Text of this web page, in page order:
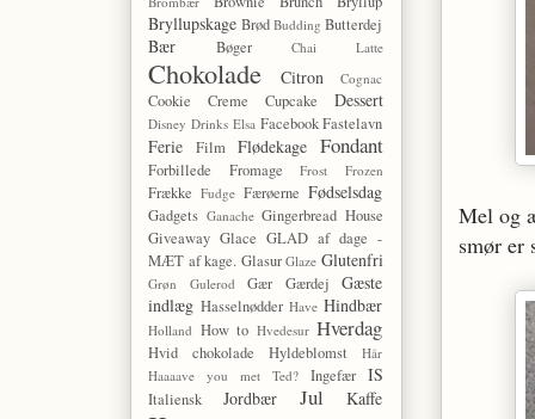
Mel og
smør er
Bryllupskage Brød Budding Butterdej
Bær Bøger Chai Latte
Chokolade Citron Cognac
Cookie Creme Cupcake Dessert
Disney Drinks Elsa Facebook Fastelavn
Ferie Film Flødekage Fondant
Forbillede Fromage Frost Frozen
Frække Fudge Færøerne Fødselsdag
Gadgets Ganache Gingerbread House
Giveaway Glace GLAD af dage -
MÆT af kage. Glasur Glaze Glutenfri
Grøn Gulerod Gær Gærdej
Gæste
indlæg Hasselnødder Have Hindbær
Holland How to Hvedesur Hverdag
Hvid chokolade Hyldeblomst
Hår
Haaaave you met Ted?
Ingefær IS
Italiensk Jordbær Jul Kaffe